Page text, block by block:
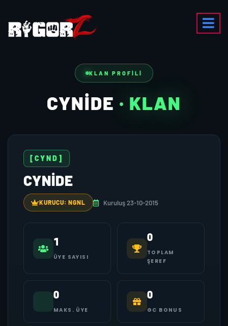
KLAN PROFILI
CYNIDE · KLAN
[CYND]
CYNIDE
KURUCU: NGNL Kuruluş 23-10-2015
1
ÜYE SAYISI
0
TOPLAM
ŞEREF
0
MAKS. ÜYE
0
GC BONUS